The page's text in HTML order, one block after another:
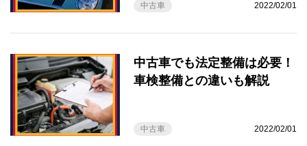
中古車 2022/02/01
中古車でも法定整備は必要！
車検整備との違いも解説
中古車 2022/02/01